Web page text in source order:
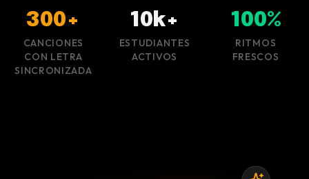
300+
CANCIONES
CON LETRA
SINCRONIZADA
10k+
ESTUDIANTES
ACTIVOS
100%
RITMOS
FRESCOS